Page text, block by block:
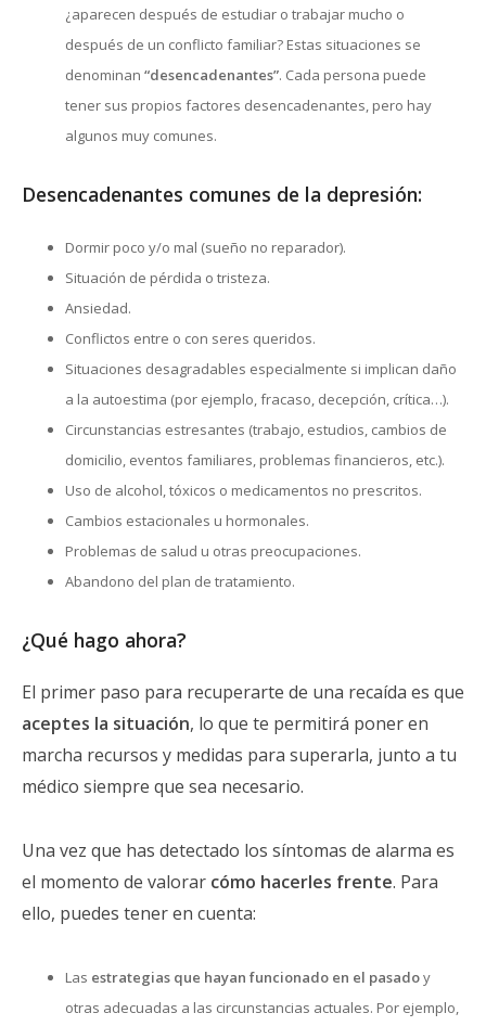
¿aparecen después de estudiar o trabajar mucho o
después de un conflicto familiar? Estas situaciones se
denominan “desencadenantes”. Cada persona puede
tener sus propios factores desencadenantes, pero hay
algunos muy comunes.
Desencadenantes comunes de la depresión:
Dormir poco y/o mal (sueño no reparador).
Situación de pérdida o tristeza.
Ansiedad.
Conflictos entre o con seres queridos.
Situaciones desagradables especialmente si implican daño
a la autoestima (por ejemplo, fracaso, decepción, crítica…).
Circunstancias estresantes (trabajo, estudios, cambios de
domicilio, eventos familiares, problemas financieros, etc.).
Uso de alcohol, tóxicos o medicamentos no prescritos.
Cambios estacionales u hormonales.
Problemas de salud u otras preocupaciones.
Abandono del plan de tratamiento.
¿Qué hago ahora?
El primer paso para recuperarte de una recaída es que
aceptes la situación, lo que te permitirá poner en
marcha recursos y medidas para superarla, junto a tu
médico siempre que sea necesario.
Una vez que has detectado los síntomas de alarma es
el momento de valorar cómo hacerles frente. Para
ello, puedes tener en cuenta:
Las estrategias que hayan funcionado en el pasadoy
otras adecuadas a las circunstancias actuales. Por ejemplo,